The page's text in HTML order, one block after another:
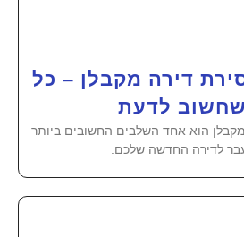
דירה מקבלן – כל
לדעת
מקבלן הוא אחד השלבים החשובים ביותר
לדירה החדשה שלכם.